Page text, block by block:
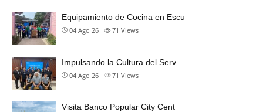
Equipamiento de Cocina en Escu
04 Ago 26 71 Views
Impulsando la Cultura del Serv
04 Ago 26 71 Views
Visita Banco Popular City Cent